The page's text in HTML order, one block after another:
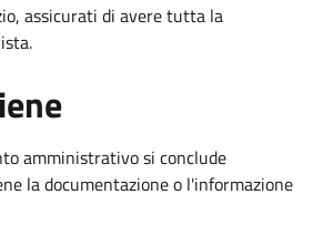
assicurati di avere tutta la
amministrativo si conclude
la documentazione o l'informazione